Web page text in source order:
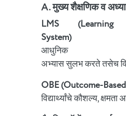
A. मुख्य शैक्षणिक व
LMS (Learning
System)
आधुनिक
अभ्यास सुलभ करते तसेच
OBE (Outcome-
विद्यार्थ्यांचे कौशल्य,